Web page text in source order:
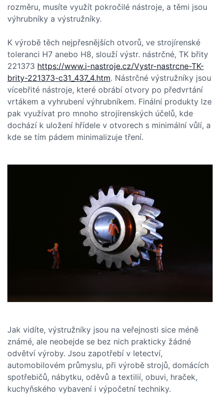
rozměru, musíte využít pokročilé nástroje, a těmi jsou
výhrubníky a výstružníky.
K výrobě těch nejpřesnějších otvorů, ve strojírenské
toleranci H7 anebo H8, slouží výstr. nástrčné, TK břity
221373 https://www.i-nastroje.cz/Vystr-nastrcne-TK-
brity-221373-c31_437_4.htm. Nástrčné výstružníky jsou
vícebřité nástroje, které obrábí otvory po předvrtání
vrtákem a vyhrubení výhrubníkem. Finální produkty lze
pak využívat pro mnoho strojírenských účelů, kde
dochází k uložení hřídele v otvorech s minimální vůlí, a
kde se tím pádem minimalizuje tření.
Jak vidíte, výstružníky jsou na veřejnosti sice méně
známé, ale neobejde se bez nich prakticky žádné
odvětví výroby. Jsou zapotřebí v letectví,
automobilovém průmyslu, při výrobě strojů, domácích
spotřebičů, nábytku, oděvů a textilií, obuvi, hraček,
kuchyňského vybavení i výpočetní techniky.